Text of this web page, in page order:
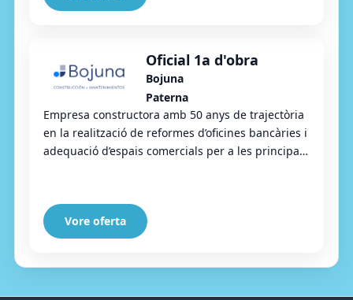
Oficial 1a d'obra
Bojuna
Paterna
Empresa constructora amb 50 anys de trajectòria
en la realització de reformes d’oficines bancàries i
adequació d’espais comercials per a les principals
Vore oferta